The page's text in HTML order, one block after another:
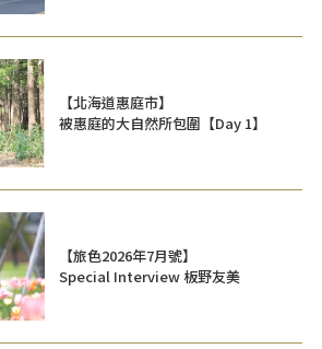
【北海道惠庭市】
被惠庭的大自然所包圍【Day 1】
【旅色2026年7月號】
Special Interview 板野友美